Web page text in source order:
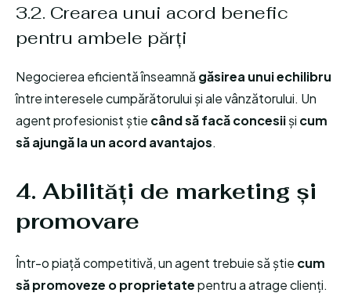
3.2. Crearea unui acord benefic
pentru ambele părți
Negocierea eficientă înseamnă găsirea unui echilibru
între interesele cumpărătorului și ale vânzătorului. Un
agent profesionist știe când să facă concesiiși cum
să ajungă la un acord avantajos.
4. Abilități de marketing și
promovare
Într-o piață competitivă, un agent trebuie să știe cum
să promoveze o proprietatepentru a atrage clienți.